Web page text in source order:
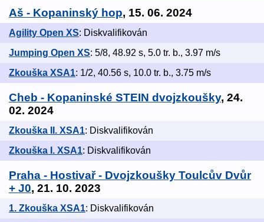
Aš - Kopaninský hop, 15. 06. 2024
Agility Open XS: Diskvalifikován
Jumping Open XS: 5/8, 48.92 s, 5.0 tr. b., 3.97 m/s
Zkouška XSA1: 1/2, 40.56 s, 10.0 tr. b., 3.75 m/s
Cheb - Kopaninské STEIN dvojzkoušky, 24.
02. 2024
Zkouška II. XSA1: Diskvalifikován
Zkouška I. XSA1: Diskvalifikován
Praha - Hostivař - Dvojzkoušky Toulcův Dvůr
+ J0, 21. 10. 2023
1. Zkouška XSA1: Diskvalifikován